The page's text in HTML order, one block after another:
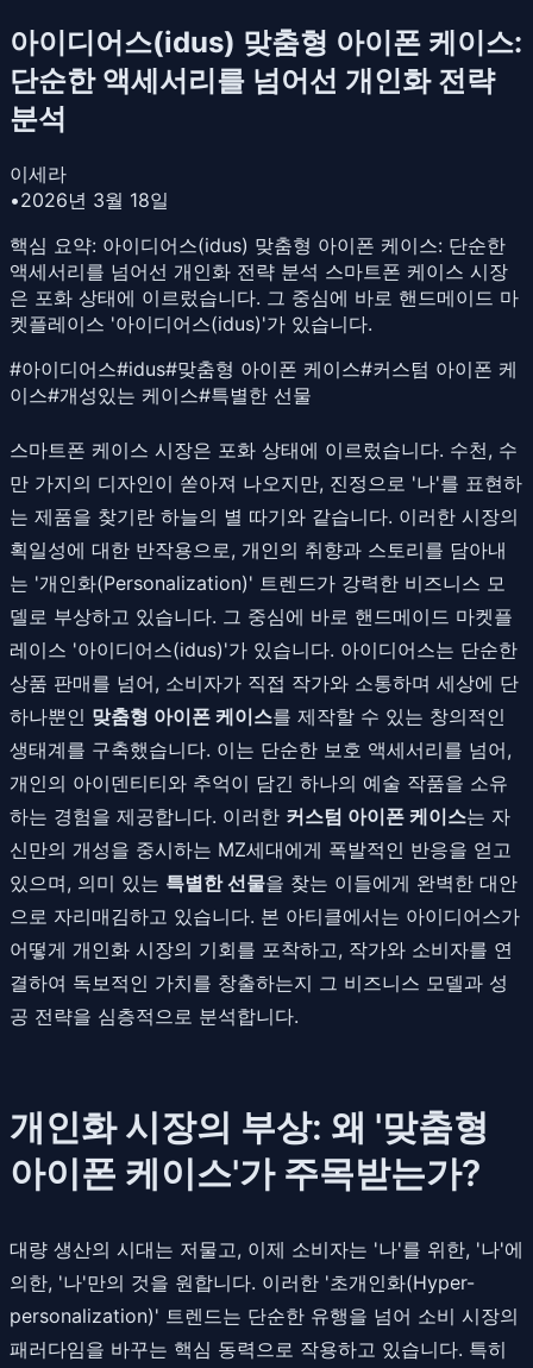
아이디어스(idus) 맞춤형 아이폰 케이스:
단순한 액세서리를 넘어선 개인화 전략
분석
이세라
•2026년 3월 18일
핵심 요약: 아이디어스(idus) 맞춤형 아이폰 케이스: 단순한
액세서리를 넘어선 개인화 전략 분석 스마트폰 케이스 시장
은 포화 상태에 이르렀습니다. 그 중심에 바로 핸드메이드 마
켓플레이스 '아이디어스(idus)'가 있습니다.
#아이디어스#idus#맞춤형 아이폰 케이스#커스텀 아이폰 케
이스#개성있는 케이스#특별한 선물
스마트폰 케이스 시장은 포화 상태에 이르렀습니다. 수천, 수
만 가지의 디자인이 쏟아져 나오지만, 진정으로 '나'를 표현하
는 제품을 찾기란 하늘의 별 따기와 같습니다. 이러한 시장의
획일성에 대한 반작용으로, 개인의 취향과 스토리를 담아내
는 '개인화(Personalization)' 트렌드가 강력한 비즈니스 모
델로 부상하고 있습니다. 그 중심에 바로 핸드메이드 마켓플
레이스 '아이디어스(idus)'가 있습니다. 아이디어스는 단순한
상품 판매를 넘어, 소비자가 직접 작가와 소통하며 세상에 단
하나뿐인 맞춤형 아이폰 케이스를 제작할 수 있는 창의적인
생태계를 구축했습니다. 이는 단순한 보호 액세서리를 넘어,
개인의 아이덴티티와 추억이 담긴 하나의 예술 작품을 소유
하는 경험을 제공합니다. 이러한 커스텀 아이폰 케이스는 자
신만의 개성을 중시하는 MZ세대에게 폭발적인 반응을 얻고
있으며, 의미 있는 특별한 선물을 찾는 이들에게 완벽한 대안
으로 자리매김하고 있습니다. 본 아티클에서는 아이디어스가
어떻게 개인화 시장의 기회를 포착하고, 작가와 소비자를 연
결하여 독보적인 가치를 창출하는지 그 비즈니스 모델과 성
공 전략을 심층적으로 분석합니다.
개인화 시장의 부상: 왜 '맞춤형
아이폰 케이스'가 주목받는가?
대량 생산의 시대는 저물고, 이제 소비자는 '나'를 위한, '나'에
의한, '나'만의 것을 원합니다. 이러한 '초개인화(Hyper-
personalization)' 트렌드는 단순한 유행을 넘어 소비 시장의
패러다임을 바꾸는 핵심 동력으로 작용하고 있습니다. 특히